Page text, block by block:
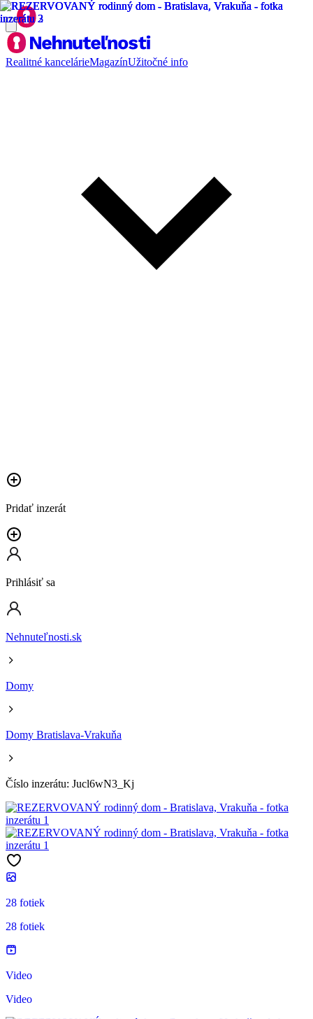
Realitné kancelárieMagazínUžitočné info
Pridať inzerát
Prihlásiť sa
Nehnuteľnosti.sk
Domy
Domy Bratislava-Vrakuňa
Číslo inzerátu: Jucl6wN3_Kj
28 fotiek
28 fotiek
Video
Video